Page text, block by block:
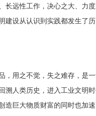
长远性工作，决心之大、力
建设从认识到实践都发生了
用之不觉，失之难存，是一
溯人类历史，进入工业文明
造巨大物质财富的同时也加